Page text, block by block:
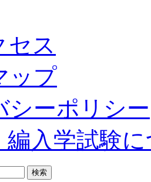
セス
ップ
シーポリシー
編入学試験